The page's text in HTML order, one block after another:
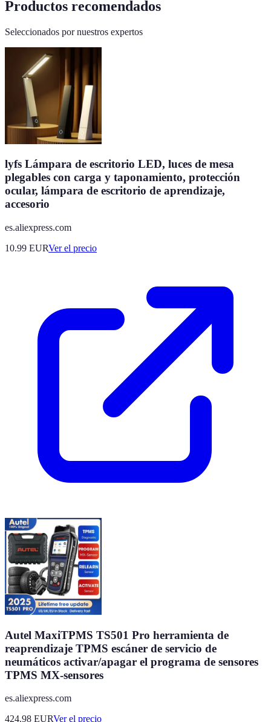
Productos recomendados
Seleccionados por nuestros expertos
lyfs Lámpara de escritorio LED, luces de mesa
plegables con carga y taponamiento, protección
ocular, lámpara de escritorio de aprendizaje,
accesorio
es.aliexpress.com
10.99 EURVer el precio
Autel MaxiTPMS TS501 Pro herramienta de
reaprendizaje TPMS escáner de servicio de
neumáticos activar/apagar el programa de sensores
TPMS MX-sensores
es.aliexpress.com
424.98 EURVer el precio